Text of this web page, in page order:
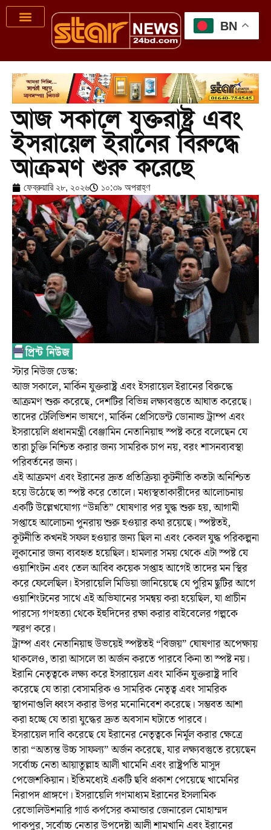
আজ সকালে যুক্তরাষ্ট্র এবং
ইসরায়েল ইরানের বিরুদ্ধে
আক্রমণ শুরু করেছে
ফেব্রুয়ারি ২৮, ২০২৬ ১০:৩৯ অপরাহ্ণ
স্টার নিউজ ডেস্ক:
আজ সকালে, মার্কিন যুক্তরাষ্ট্র এবং ইসরায়েল ইরানের বিরুদ্ধে
আক্রমণ শুরু করেছে, দেশটির বিভিন্ন লক্ষ্যবস্তুতে আঘাত করেছে।
তাদের টেলিভিশন ভাষণে, মার্কিন প্রেসিডেন্ট ডোনাল্ড ট্রাম্প এবং
ইসরায়েলি প্রধানমন্ত্রী বেঞ্জামিন নেতানিয়াহু স্পষ্ট করে বলেছেন যে
তারা চুক্তি নিশ্চিত করার জন্য সামরিক চাপ নয়, বরং শাসনব্যবস্থা
পরিবর্তনের জন্য।
এই আক্রমণ এবং ইরানের দ্রুত প্রতিক্রিয়া কূটনীতি কতটা অনিশ্চিত
হয়ে উঠেছে তা স্পষ্ট করে তোলে। মধ্যস্থতাকারীদের আলোচনায়
একটি উল্লেখযোগ্য “উন্নতি” ঘোষণার পর যুদ্ধ শুরু হয়, আগামী
সপ্তাহে আলোচনা পুনরায় শুরু হওয়ার কথা রয়েছে। স্পষ্টতই,
কূটনীতি কখনই সফল হওয়ার জন্য ছিল না এবং কেবল যুদ্ধ পরিকল্পনা
লুকানোর জন্য ব্যবহৃত হয়েছিল। হামলার সময় থেকে এটা স্পষ্ট যে
ওয়াশিংটন এবং তেল আবিব কয়েক সপ্তাহ আগেই তাদের মন স্থির
করে ফেলেছিল। ইসরায়েলি মিডিয়া জানিয়েছে যে পুরিম ছুটির আগে
ওয়াশিংটনের সাথে এই অভিযানের সমন্বয় করা হয়েছিল, যা প্রাচীন
পারস্যে গণহত্যা থেকে ইহুদিদের রক্ষা করার বাইবেলের গল্পকে
স্মরণ করে।
ট্রাম্প এবং নেতানিয়াহু উভয়েই স্পষ্টতই “বিজয়” ঘোষণার অপেক্ষায়
থাকলেও, তারা আসলে তা অর্জন করতে পারবে কিনা তা স্পষ্ট নয়।
ইরানি নেতৃত্বকে লক্ষ্য করে ইসরায়েল এবং মার্কিন যুক্তরাষ্ট্র দাবি
করেছে যে তারা বেসামরিক ও সামরিক নেতৃত্ব এবং সামরিক
স্থাপনাগুলি ধ্বংস করার উপর মনোনিবেশ করেছে। সম্ভবত আশা
করা হচ্ছে যে তারা যুদ্ধের দ্রুত অবসান ঘটাতে পারবে।
ইসরায়েল দাবি করেছে যে ইরানের নেতৃত্বকে নির্মূল করার ক্ষেত্রে
তারা “অত্যন্ত উচ্চ সাফল্য” অর্জন করেছে, যার লক্ষ্যবস্তুতে রয়েছেন
সর্বোচ্চ নেতা আয়াতুল্লাহ আলী খামেনি এবং রাষ্ট্রপতি মাসুদ
পেজেশকিয়ান। ইতিমধ্যেই একটি ছবি প্রকাশ পেয়েছে খামেনির
নিরাপদ প্রাঙ্গণে। ইসরায়েলি গণমাধ্যম ইরানের ইসলামিক
রেভোলিউশনারি গার্ড কর্পসের কমান্ডার জেনারেল মোহাম্মদ
পাকপুর, সর্বোচ্চ নেতার উপদেষ্টা আলী শামখানি এবং ইরানের
BN